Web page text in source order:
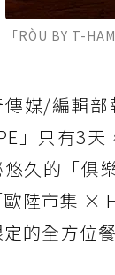
「RÒU BY T-
傳媒/編輯
」只有3
悠久的「俱
歐陸市集 ×
定的全方位